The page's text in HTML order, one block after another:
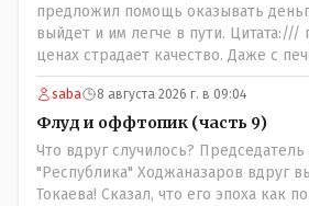
предложил помощь оказывать
выйдет и им легче в пути.
ценах страдает качество. Даже с
проблема. // На вкус и цвет........., по
значительно вкуснее чем руссская и
покупайте формовой, бюджетный- он
вкусней остальных, но самый
пекарнях; мясо - русское,
значительно вкусней и натуральное
saba 8 августа 2026 г. в 09:04
Флуд и оффтопик (часть 9)
Что вдруг случилось? Председатель
"Республика" Ходжаназаров вдруг
Токаева! Сказал, что его эпоха как